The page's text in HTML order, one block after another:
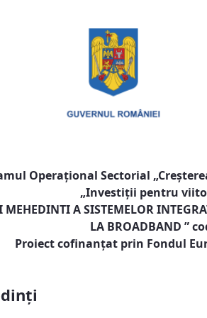
Operaţional Sectorial
„Investiţii pentru
A SISTEMELOR
LA BROADBAND ”
Proiect cofinanţat prin Fondul